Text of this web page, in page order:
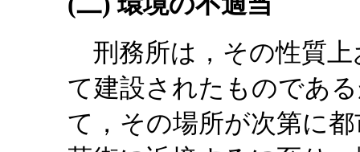
刑務所は，その性質上
て建設されたものであ
て，その場所が次第に